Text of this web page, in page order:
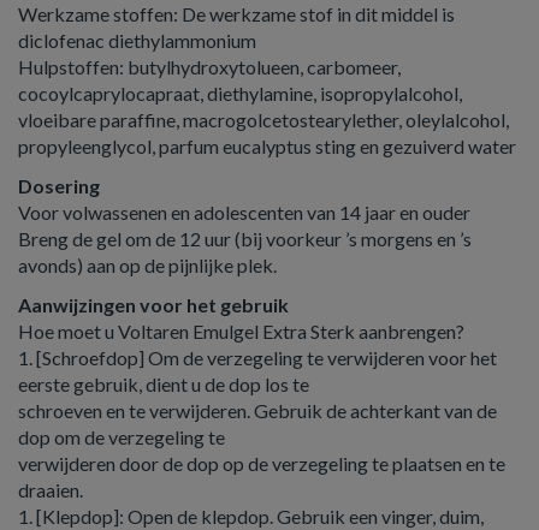
Werkzame stoffen: De werkzame stof in dit middel is
diclofenac diethylammonium
Hulpstoffen: butylhydroxytolueen, carbomeer,
cocoylcaprylocapraat, diethylamine, isopropylalcohol,
vloeibare paraffine, macrogolcetostearylether, oleylalcohol,
propyleenglycol, parfum eucalyptus sting en gezuiverd water
Dosering
Voor volwassenen en adolescenten van 14 jaar en ouder
Breng de gel om de 12 uur (bij voorkeur ’s morgens en ’s
avonds) aan op de pijnlijke plek.
Aanwijzingen voor het gebruik
Hoe moet u Voltaren Emulgel Extra Sterk aanbrengen?
1. [Schroefdop] Om de verzegeling te verwijderen voor het
eerste gebruik, dient u de dop los te
schroeven en te verwijderen. Gebruik de achterkant van de
dop om de verzegeling te
verwijderen door de dop op de verzegeling te plaatsen en te
draaien.
1. [Klepdop]: Open de klepdop. Gebruik een vinger, duim,